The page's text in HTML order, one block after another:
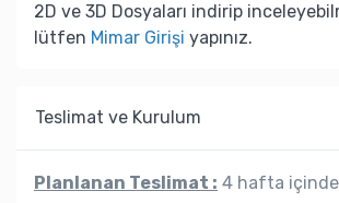
2D ve 3D Dosyaları indirip
lütfen Mimar Girişi yapınız.
Teslimat ve Kurulum
Planlanan Teslimat : 4 hafta içinde